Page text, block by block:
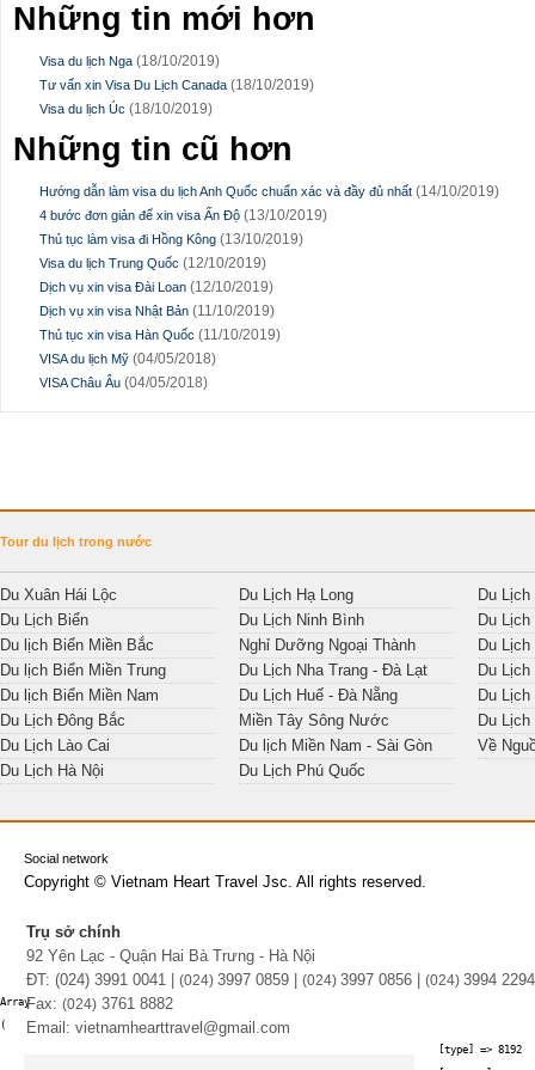
Những tin mới hơn
Visa du lịch Nga (18/10/2019)
Tư vấn xin Visa Du Lịch Canada (18/10/2019)
Visa du lịch Úc (18/10/2019)
Những tin cũ hơn
Hướng dẫn làm visa du lịch Anh Quốc chuẩn xác và đầy đủ nhất (14/10/2019)
4 bước đơn giản để xin visa Ấn Độ (13/10/2019)
Thủ tục làm visa đi Hồng Kông (13/10/2019)
Visa du lịch Trung Quốc (12/10/2019)
Dịch vụ xin visa Đài Loan (12/10/2019)
Dịch vụ xin visa Nhật Bản (11/10/2019)
Thủ tục xin visa Hàn Quốc (11/10/2019)
VISA du lịch Mỹ (04/05/2018)
VISA Châu Âu (04/05/2018)
Tour du lịch trong nước
Du Xuân Hái Lộc
Du Lịch Biển
Du lịch Biển Miền Bắc
Du lịch Biển Miền Trung
Du lịch Biển Miền Nam
Du Lịch Đông Bắc
Du Lịch Lào Cai
Du Lịch Hà Nội
Du Lịch Hạ Long
Du Lịch Ninh Bình
Nghỉ Dưỡng Ngoại Thành
Du Lịch Nha Trang - Đà Lạt
Du Lịch Huế - Đà Nẵng
Miền Tây Sông Nước
Du lịch Miền Nam - Sài Gòn
Du Lịch Phú Quốc
Du
Du Lịch
Du
Du
Du
Du
Về
Social network
Copyright © Vietnam Heart Travel Jsc. All rights reserved.
Trụ sở chính
92 Yên Lạc - Quận Hai Bà Trưng - Hà Nội
ĐT: (024) 3991 0041 | (024) 3997 0859 | (024) 3997 0856 | (024) 3994 2294
Fax: (024) 3761 8882
Email: vietnamhearttravel@gmail.com
Array
(
    [type] => 8192